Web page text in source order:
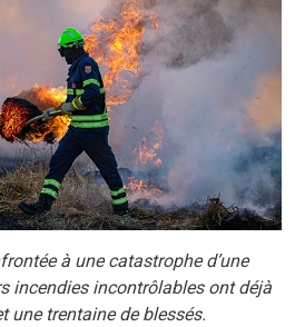
à une catastrophe d’une
incendies incontrôlables ont déjà
une trentaine de blessés.